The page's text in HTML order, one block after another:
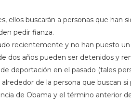
ellos buscarán a personas que han
pedir fianza.
recientemente y no han puesto
dos años pueden ser detenidos y
deportación en el pasado (tales
de la persona que buscan
de Obama y el término anterior